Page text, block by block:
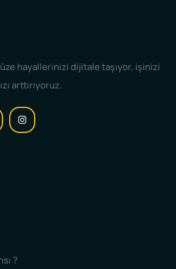
hayallerinizi dijitale taşıyor, işinizi
arttırıyoruz.
?